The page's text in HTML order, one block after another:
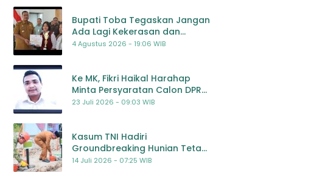
Bupati Toba Tegaskan Jangan
Ada Lagi Kekerasan dan
Bullying Terhadap Anak,
4 Agustus 2026 - 19:06 WIB
Ke MK, Fikri Haikal Harahap
Minta Persyaratan Calon DPR
Dilengkapi Penilaian
23 Juli 2026 - 09:03 WIB
Kasum TNI Hadiri
Groundbreaking Hunian Tetap
Pascabencana di
14 Juli 2026 - 07:25 WIB